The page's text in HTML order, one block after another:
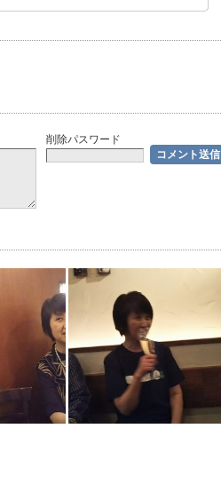
削除パスワード